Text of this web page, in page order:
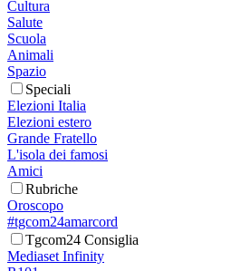
Cultura
Salute
Scuola
Animali
Spazio
Speciali
Elezioni Italia
Elezioni estero
Grande Fratello
L'isola dei famosi
Amici
Rubriche
Oroscopo
#tgcom24amarcord
Tgcom24 Consiglia
Mediaset Infinity